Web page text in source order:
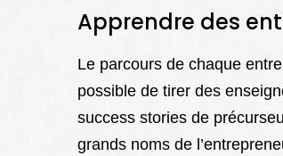
Apprendre des
Le parcours de chaque
possible de tirer des
success stories de
grands noms de